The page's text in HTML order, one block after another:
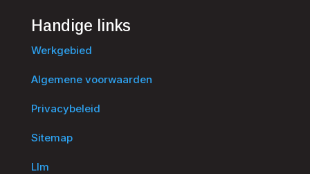
Handige links
Werkgebied
Algemene voorwaarden
Privacybeleid
Sitemap
Llm